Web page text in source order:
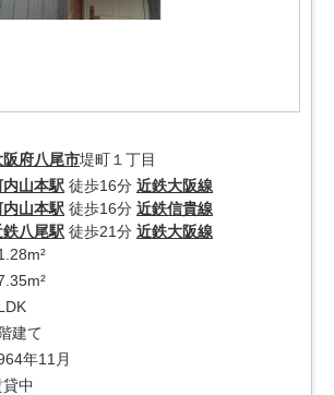
阪府八尾市堤町１丁目
内山本駅 徒歩16分 近鉄大阪線
内山本駅 徒歩16分 近鉄信貴線
鉄八尾駅 徒歩21分 近鉄大阪線
建て
年11月
中